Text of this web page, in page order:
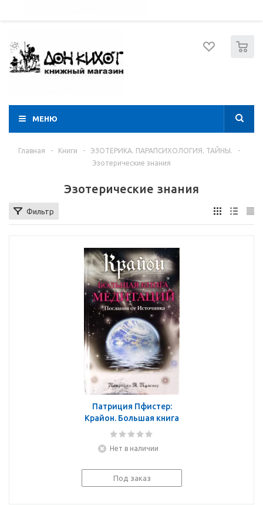
МЕНЮ
Главная - Книги - ЭЗОТЕРИКА. ПАРАПСИХОЛОГИЯ. ТАЙНЫ.
-
Эзотерические знания
Эзотерические знания
Фильтр
Патриция Пфистер:
Крайон. Большая книга
медитаций. Послания
Нет в наличии
Под заказ